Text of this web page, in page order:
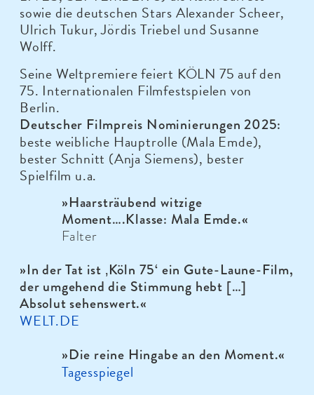
sowie die deutschen Stars Alexander Scheer,
Ulrich Tukur, Jördis Triebel und Susanne
Wolff.
Seine Weltpremiere feiert KÖLN 75 auf den
75. Internationalen Filmfestspielen von
Berlin.
Deutscher Filmpreis Nominierungen 2025:
beste weibliche Hauptrolle (Mala Emde),
bester Schnitt (Anja Siemens), bester
Spielfilm u.a.
»Haarsträubend witzige
Moment….Klasse: Mala Emde.«
Falter
»In der Tat ist ‚Köln 75‘ ein Gute-Laune-Film,
der umgehend die Stimmung hebt […]
Absolut sehenswert.«
WELT.DE
»Die reine Hingabe an den Moment.«
Tagesspiegel